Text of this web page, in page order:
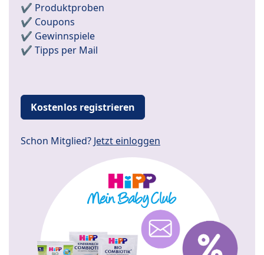
✔️ Produktproben
✔️ Coupons
✔️ Gewinnspiele
✔️ Tipps per Mail
Kostenlos registrieren
Schon Mitglied? Jetzt einloggen